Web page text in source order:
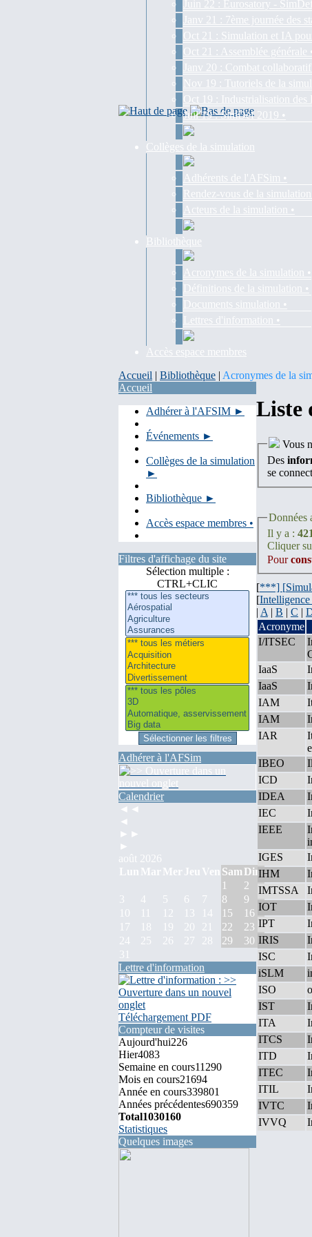
Juin 22 : Eurosatory -
Janv 21 : 7ème journée des
Oct 21 : Simulation et IA
Oct 21 : Assemblée générale •
Janv 20 : Combat
Nov 19 : Tutoriels de la
Oct 19 : Industrialisation des
Juil 19 : SimDef 2019 •
Collèges de la simulation
Adhérents de l'AFSim •
Rendez-vous de la simulation
Acteurs de la simulation •
Bibliothèque
Acronymes de la simulation •
Définitions de la simulation •
Documents simulation •
Lettres d'information •
Accès espace membres
Accueil | Bibliothèque | Acronymes de la
Accueil
Adhérer à l'AFSIM ►
Événements ►
Collèges de la simulation
►
Bibliothèque ►
Accès espace membres •
Filtres d'affichage du site
Sélection multiple :
CTRL+CLIC
Adhérer à l'AFSim
Calendrier
◄◄
◄
►►
►
août 2026
Lun Mar Mer Jeu Ven Sam Dim
1
2
3
4 5 6 7 8
9
10
11 12 13 14 15
16
17
18 19 20 21 22
23
24
25 26 27 28 29
30
31
Lettre d'information
Téléchargement PDF
Compteur de visites
Aujourd'hui226
Hier4083
Semaine en cours11290
Mois en cours21694
Année en cours339801
Années précédentes690359
Total1030160
Statistiques
Quelques images
Liste
Vous
Des
se
Données
Il y a :
Cliquer
Pour
[***] [
[
| A | B | C |
Acronyme
I/ITSEC
IaaS
IaaS
IAM
IAM
IAR
IBEO
ICD
IDEA
IEC
IEEE
IGES
IHM
IMTSSA
IOT
IPT
IRIS
ISC
iSLM
ISO
IST
ITA
ITCS
ITD
ITEC
ITIL
IVTC
IVVQ